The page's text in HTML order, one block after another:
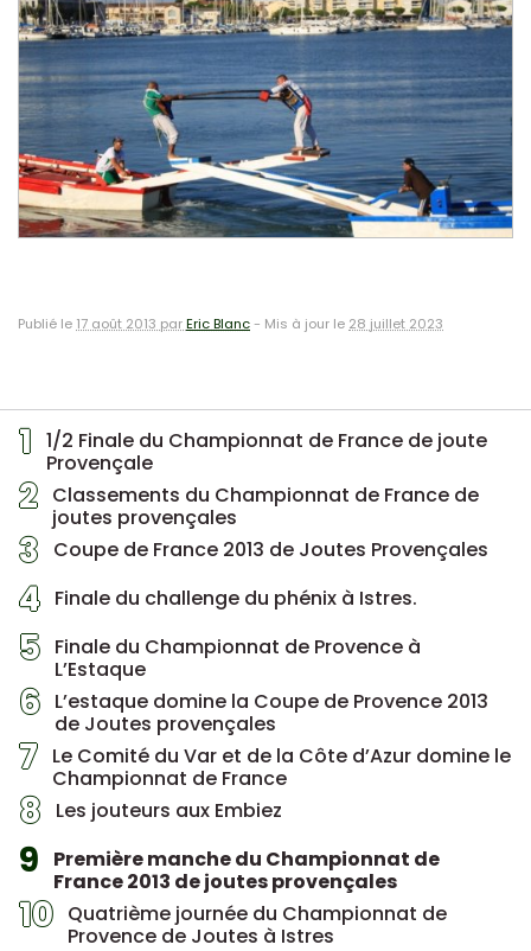
1 1/2 Finale du Championnat de France de joute
Provençale
2 Classements du Championnat de France de
joutes provençales
3 Coupe de France 2013 de Joutes Provençales
4 Finale du challenge du phénix à Istres.
5 Finale du Championnat de Provence à
L’Estaque
6 L’estaque domine la Coupe de Provence 2013
de Joutes provençales
7 Le Comité du Var et de la Côte d’Azur domine le
Championnat de France
8 Les jouteurs aux Embiez
9
Première manche du Championnat de
France 2013 de joutes provençales
10 Quatrième journée du Championnat de
Provence de Joutes à Istres
Publié le 17 août 2013 parEric Blanc- Mis à jour le 28 juillet 2023